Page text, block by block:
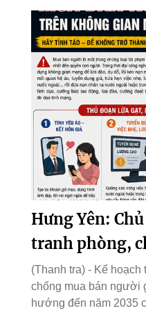
Hưng Yên:
tranh phòng,
(Thanh tra) - Kế
chống mua bán người
hướng đến năm 2035